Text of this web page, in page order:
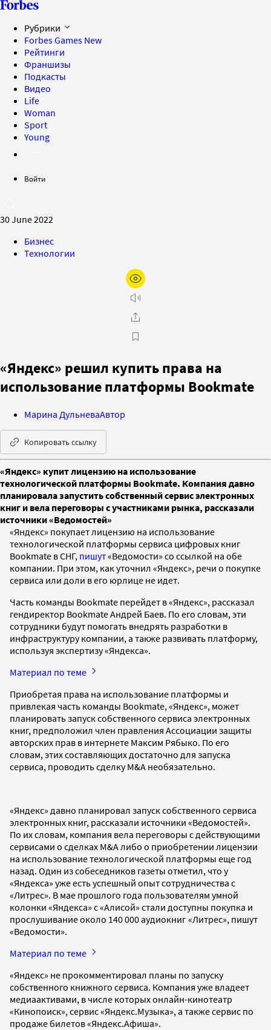
Рубрики
Forbes Games New
Рейтинги
Франшизы
Подкасты
Видео
Life
Woman
Sport
Young
Войти
30 June 2022
Бизнес
Технологии
«Яндекс» решил купить права на
использование платформы Bookmate
Марина ДульневаАвтор
Копировать ссылку
«Яндекс» купит лицензию на использование
технологической платформы Bookmate. Компания давно
планировала запустить собственный сервис электронных
книг и вела переговоры с участниками рынка, рассказали
источники «Ведомостей»
«Яндекс» покупает лицензию на использование
технологической платформы сервиса цифровых книг
Bookmate в СНГ, пишут«Ведомости» со ссылкой на обе
компании. При этом, как уточнил «Яндекс», речи о покупке
сервиса или доли в его юрлице не идет.
Часть команды Bookmate перейдет в «Яндекс», рассказал
гендиректор Bookmate Андрей Баев. По его словам, эти
сотрудники будут помогать внедрять разработки в
инфраструктуру компании, а также развивать платформу,
используя экспертизу «Яндекса».
Материал по теме
Приобретая права на использование платформы и
привлекая часть команды Bookmate, «Яндекс», может
планировать запуск собственного сервиса электронных
книг, предположил член правления Ассоциации защиты
авторских прав в интернете Максим Рябыко. По его
словам, этих составляющих достаточно для запуска
сервиса, проводить сделку M&A необязательно.
«Яндекс» давно планировал запуск собственного сервиса
электронных книг, рассказали источники «Ведомостей».
По их словам, компания вела переговоры с действующими
сервисами о сделках M&A либо о приобретении лицензии
на использование технологической платформы еще год
назад. Один из собеседников газеты отметил, что у
«Яндекса» уже есть успешный опыт сотрудничества с
«Литрес». В мае прошлого года пользователям умной
колонки «Яндекса» с «Алисой» стали доступны покупка и
прослушивание около 140 000 аудиокниг «Литрес», пишут
«Ведомости».
Материал по теме
«Яндекс» не прокомментировал планы по запуску
собственного книжного сервиса. Компания уже владеет
медиаактивами, в числе которых онлайн-кинотеатр
«Кинопоиск», сервис «Яндекс.Музыка», а также сервис по
продаже билетов «Яндекс.Афиша».